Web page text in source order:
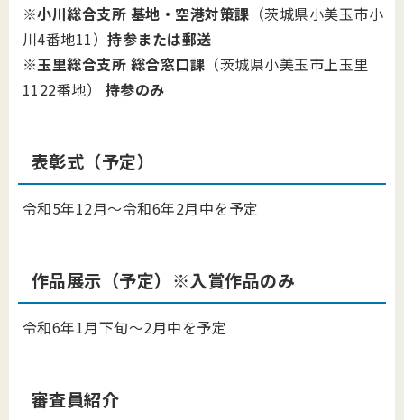
※小川総合支所 基地・空港対策課 （茨城県小美玉市小
川4番地11）持参または郵送
※玉里総合支所 総合窓口課 （茨城県小美玉市上玉里
1122番地） 持参のみ
表彰式（予定）
令和5年12月～令和6年2月中を予定
作品展示（予定）※入賞作品のみ
令和6年1月下旬～2月中を予定
審査員紹介